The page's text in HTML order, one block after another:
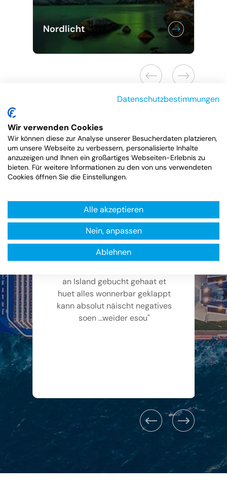
Nordlicht
Chantal Schleich
an Island gebucht gehaat et
huet alles wonnerbar geklappt
kann absolut näischt negatives
soen ...weider esou"
Datenschutzbestimmungen
Wir verwenden Cookies
Wir können diese zur Analyse unserer Besucherdaten platzieren,
um unsere Webseite zu verbessern, personalisierte Inhalte
anzuzeigen und Ihnen ein großartiges Webseiten-Erlebnis zu
bieten. Für weitere Informationen zu den von uns verwendeten
Cookies öffnen Sie die Einstellungen.
Alle akzeptieren
Nein, anpassen
Ablehnen